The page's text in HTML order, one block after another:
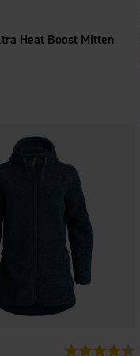
Heat Boost Mitten
Bewertung: